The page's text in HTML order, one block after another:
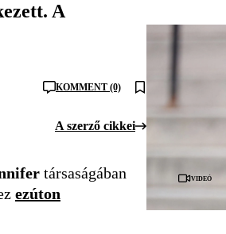
A
KOMMENT (0)
A szerző cikkei
társaságában
ezúton
Videó